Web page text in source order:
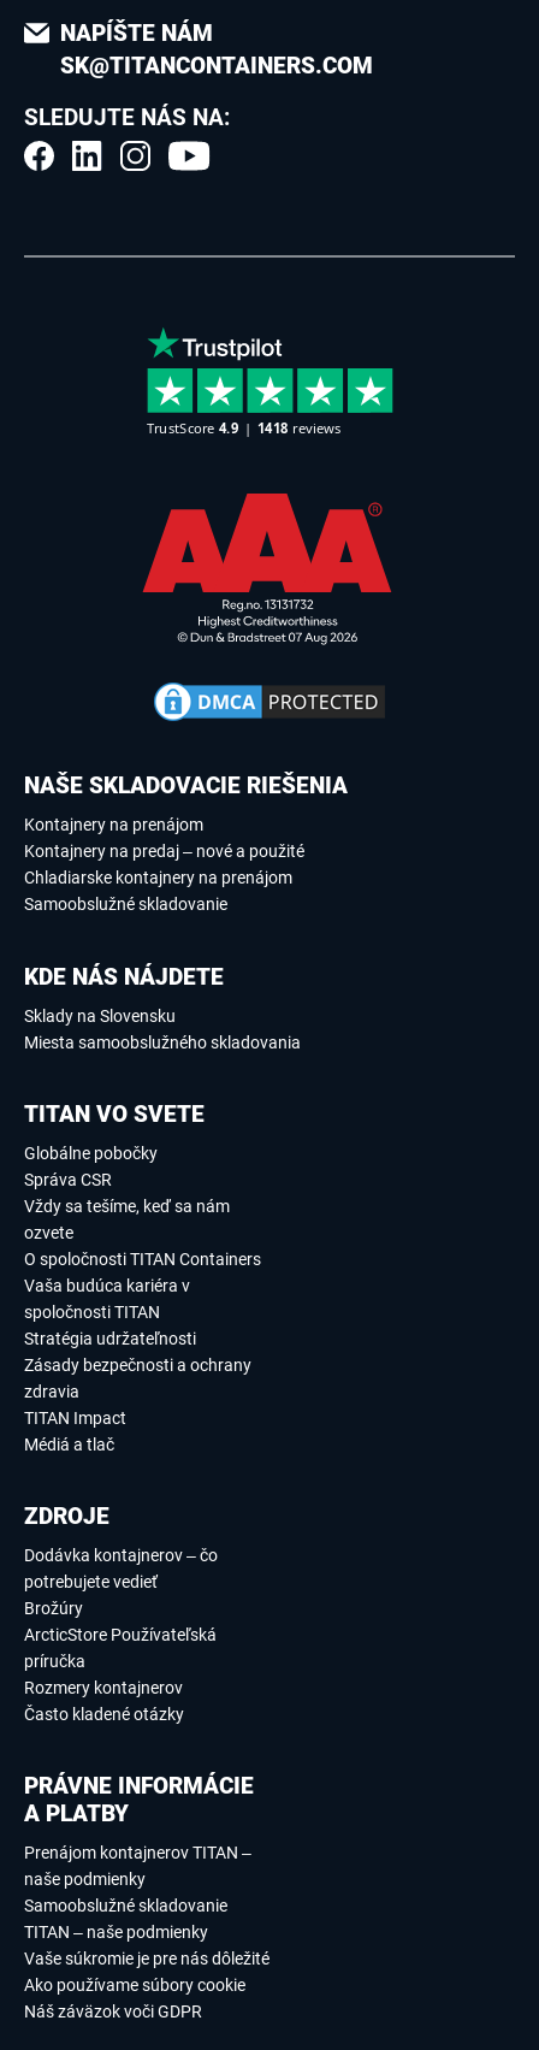
NAPÍŠTE NÁM
SK@TITANCONTAINERS.COM
SLEDUJTE NÁS NA:
NAŠE SKLADOVACIE RIEŠENIA
Kontajnery na prenájom
Kontajnery na predaj – nové a použité
Chladiarske kontajnery na prenájom
Samoobslužné skladovanie
KDE NÁS NÁJDETE
Sklady na Slovensku
Miesta samoobslužného skladovania
TITAN VO SVETE
Globálne pobočky
Správa CSR
Vždy sa tešíme, keď sa nám
ozvete
O spoločnosti TITAN Containers
Vaša budúca kariéra v
spoločnosti TITAN
Stratégia udržateľnosti
Zásady bezpečnosti a ochrany
zdravia
TITAN Impact
Médiá a tlač
ZDROJE
Dodávka kontajnerov – čo
potrebujete vedieť
Brožúry
ArcticStore Používateľská
príručka
Rozmery kontajnerov
Často kladené otázky
PRÁVNE INFORMÁCIE
A PLATBY
Prenájom kontajnerov TITAN –
naše podmienky
Samoobslužné skladovanie
TITAN – naše podmienky
Vaše súkromie je pre nás dôležité
Ako používame súbory cookie
Náš záväzok voči GDPR